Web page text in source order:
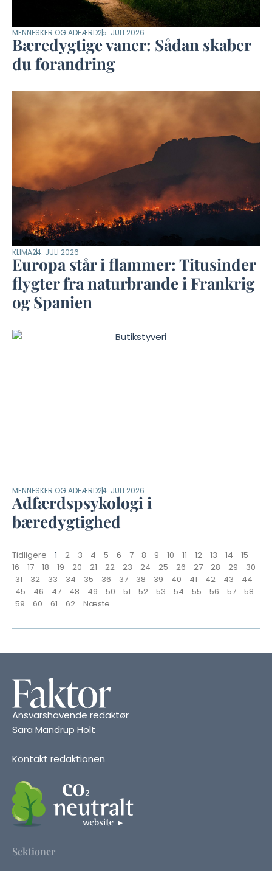
MENNESKER OG ADFÆRD25. JULI 2026
Bæredygtige vaner: Sådan skaber
du forandring
KLIMA24. JULI 2026
Europa står i flammer: Titusinder
flygter fra naturbrande i Frankrig
og Spanien
MENNESKER OG ADFÆRD24. JULI 2026
Adfærdspsykologi i
bæredygtighed
Tidligere 1 2 3 4 5 6 7 8 9 10 11 12 13 14
15
16
17 18 19 20 21 22 23 24 25 26 27 28 29
30
31
32 33 34 35 36 37 38 39 40 41 42 43
44
45
46 47 48 49 50 51 52 53 54 55 56 57
58
59
60 61 62 Næste
Ansvarshavende redaktør
Sara Mandrup Holt
Kontakt redaktionen
Sektioner